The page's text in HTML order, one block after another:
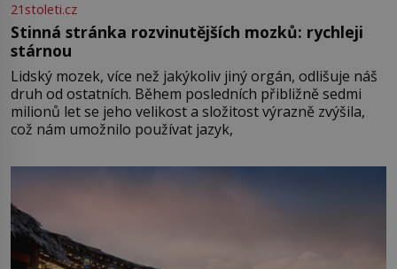
21stoleti.cz
Stinná stránka rozvinutějších mozků: rychleji
stárnou
Lidský mozek, více než jakýkoliv jiný orgán, odlišuje náš
druh od ostatních. Během posledních přibližně sedmi
milionů let se jeho velikost a složitost výrazně zvýšila,
což nám umožnilo používat jazyk,